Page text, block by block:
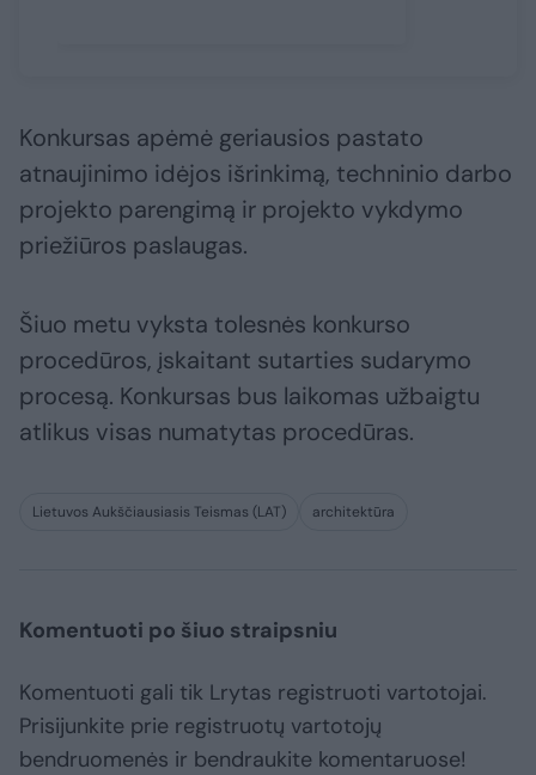
Konkursas apėmė geriausios pastato
atnaujinimo idėjos išrinkimą, techninio darbo
projekto parengimą ir projekto vykdymo
priežiūros paslaugas.
Šiuo metu vyksta tolesnės konkurso
procedūros, įskaitant sutarties sudarymo
procesą. Konkursas bus laikomas užbaigtu
atlikus visas numatytas procedūras.
Lietuvos Aukščiausiasis Teismas (LAT) architektūra
Komentuoti po šiuo straipsniu
Komentuoti gali tik Lrytas registruoti vartotojai.
Prisijunkite prie registruotų vartotojų
bendruomenės ir bendraukite komentaruose!